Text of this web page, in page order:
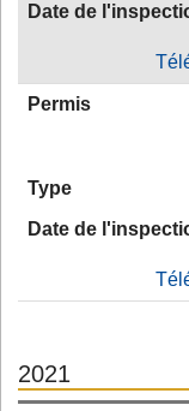
Date de
Permis
Type
Date de
2021